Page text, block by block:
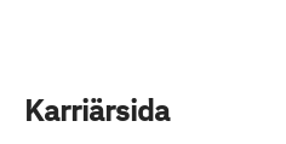
Karriärsida